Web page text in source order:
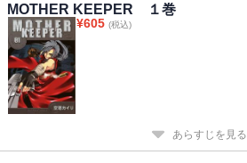
MOTHER KEEPER １巻
¥605 (税込)
あらすじを見る